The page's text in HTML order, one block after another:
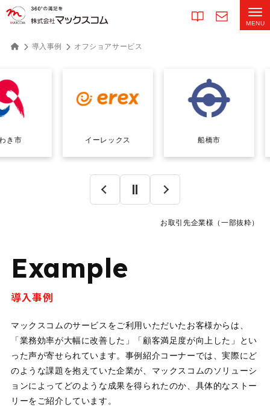
導入事例 オフショアサービス
イーレックス 船橋市
お取引先企業様（一部抜粋）
Example
導入事例
マックスコムのサービスをご利用いただいたお客様からは、
「業務効率が大幅に改善した」「顧客満足度が向上した」とい
った声が寄せられています。事例紹介コーナーでは、実際にど
のような課題を抱えていた企業が、マックスコムのソリューシ
ョンによってどのような成果を得られたのか、具体的なストー
リーをご紹介しています。